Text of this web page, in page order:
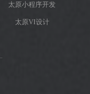
太原小程序开发
太原VI设计